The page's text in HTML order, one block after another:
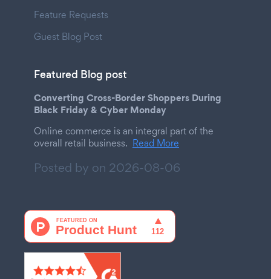
Feature Requests
Guest Blog Post
Featured Blog post
Converting Cross-Border Shoppers During
Black Friday & Cyber Monday
Online commerce is an integral part of the
overall retail business. Read More
Posted by on 2026-08-06